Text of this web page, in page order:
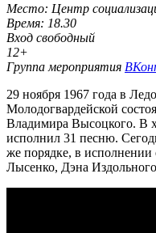
Место: Центр
Время: 18.30
Вход свободный
12+
Группа мероприятия
29 ноября 1967 года в
Молодогвардейской
Владимира Высоцкого. В
исполнил 31 песню.
же порядке, в исполнении
Лысенко, Дэна